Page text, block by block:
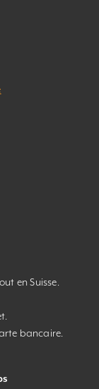
en Suisse.
bancaire.